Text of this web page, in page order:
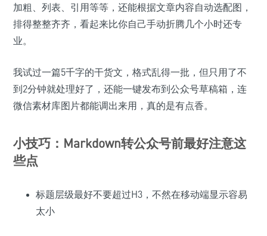
加粗、列表、引用等等，还能根据文章内容自动选配图，
排得整整齐齐，看起来比你自己手动折腾几个小时还专
业。
我试过一篇5千字的干货文，格式乱得一批，但只用了不
到2分钟就处理好了，还能一键发布到公众号草稿箱，连
微信素材库图片都能调出来用，真的是有点香。
小技巧：Markdown转公众号前最好注意这
些点
标题层级最好不要超过H3，不然在移动端显示容易
太小